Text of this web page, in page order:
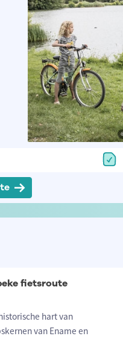
fietsroute
hart van
van Ename en